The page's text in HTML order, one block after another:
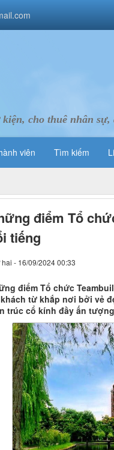
cho thuê nhân
viên Tìm kiếm
điểm Tổ
tiếng
hai - 16/09/2024 00:33
điểm Tổ chức
từ khắp nơi bởi vẻ
trúc cổ kính đầy ấn